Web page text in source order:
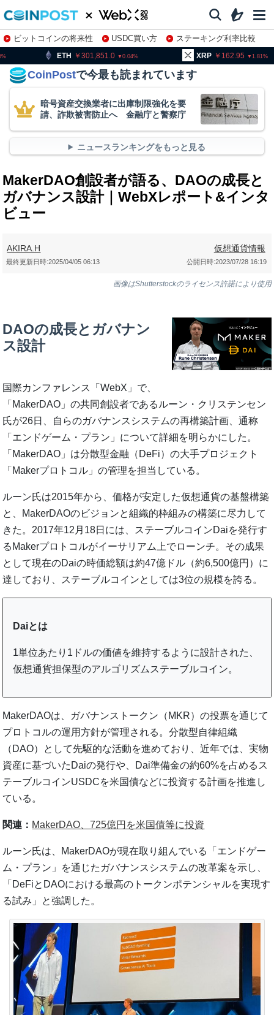
ビットコインの将来性 USDC買い方
ステーキング利率比較
株特集・関連銘柄
301,851.0 0.04 XRP BNB
CoinPostで今最も読まれています
暗号資産交換業者に出庫制限強化を要
請、詐欺被害防止へ 金融庁と警察庁
ニュースランキングをもっと見る
MakerDAO創設者が語る、DAOの成長と
ガバナンス設計｜WebXレポート&インタ
ビュー
AKIRA.H 仮想通貨情報
公開日時:2023/07/28 16:19
最終更新日時:2025/04/05 06:13
画像はShutterstockのライセンス許諾により使用
DAOの成長とガバナン
ス設計
国際カンファレンス「WebX」で、
「MakerDAO」の共同創設者であるルーン・クリステンセン
氏が26日、自らのガバナンスシステムの再構築計画、通称
「エンドゲーム・プラン」について詳細を明らかにした。
「MakerDAO」は分散型金融（DeFi）の大手プロジェクト
「Makerプロトコル」の管理を担当している。
ルーン氏は2015年から、価格が安定した仮想通貨の基盤構築
と、MakerDAOのビジョンと組織的枠組みの構築に尽力して
きた。2017年12月18日には、ステーブルコインDaiを発行す
るMakerプロトコルがイーサリアム上でローンチ。その成果
として現在のDaiの時価総額は約47億ドル（約6,500億円）に
達しており、ステーブルコインとしては3位の規模を誇る。
Daiとは
1単位あたり1ドルの価値を維持するように設計された、
仮想通貨担保型のアルゴリズムステーブルコイン。
MakerDAOは、ガバナンストークン（MKR）の投票を通じて
プロトコルの運用方針が管理される。分散型自律組織
（DAO）として先駆的な活動を進めており、近年では、実物
資産に基づいたDaiの発行や、Dai準備金の約60%を占めるス
テーブルコインUSDCを米国債などに投資する計画を推進し
ている。
関連： MakerDAO、725億円を米国債等に投資
ルーン氏は、MakerDAOが現在取り組んでいる「エンドゲー
ム・プラン」を通じたガバナンスシステムの改革案を示し、
「DeFiとDAOにおける最高のトークンポテンシャルを実現す
る試み」と強調した。